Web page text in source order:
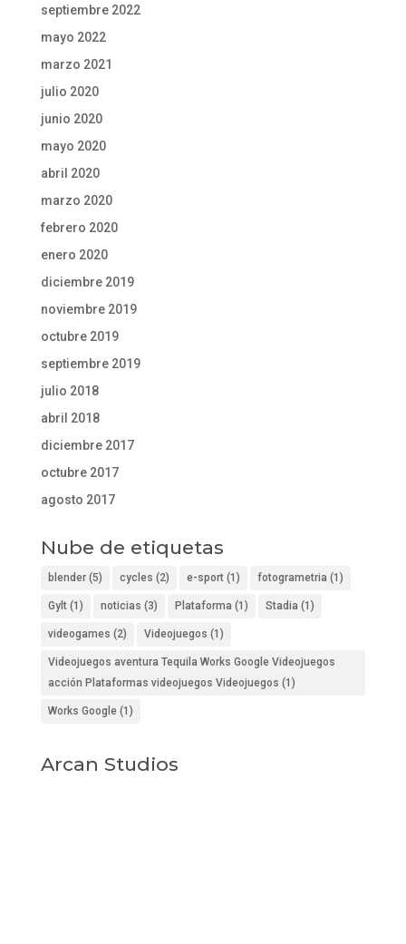
septiembre 2022
mayo 2022
marzo 2021
julio 2020
junio 2020
mayo 2020
abril 2020
marzo 2020
febrero 2020
enero 2020
diciembre 2019
noviembre 2019
octubre 2019
septiembre 2019
julio 2018
abril 2018
diciembre 2017
octubre 2017
agosto 2017
Nube de etiquetas
blender(5) cycles (2) e-sport(1) fotogrametria(1)
Gylt(1) noticias (3) Plataforma(1) Stadia(1)
videogames (2) Videojuegos (1)
Videojuegos aventura Tequila Works Google Videojuegos
acción Plataformas videojuegos Videojuegos (1)
Works Google(1)
Arcan Studios